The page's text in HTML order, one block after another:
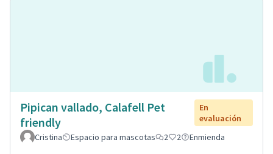
Pipican vallado, Calafell Pet
friendly
En
evaluación
Cristina
Espacio para mascotas 2 2 Enmienda